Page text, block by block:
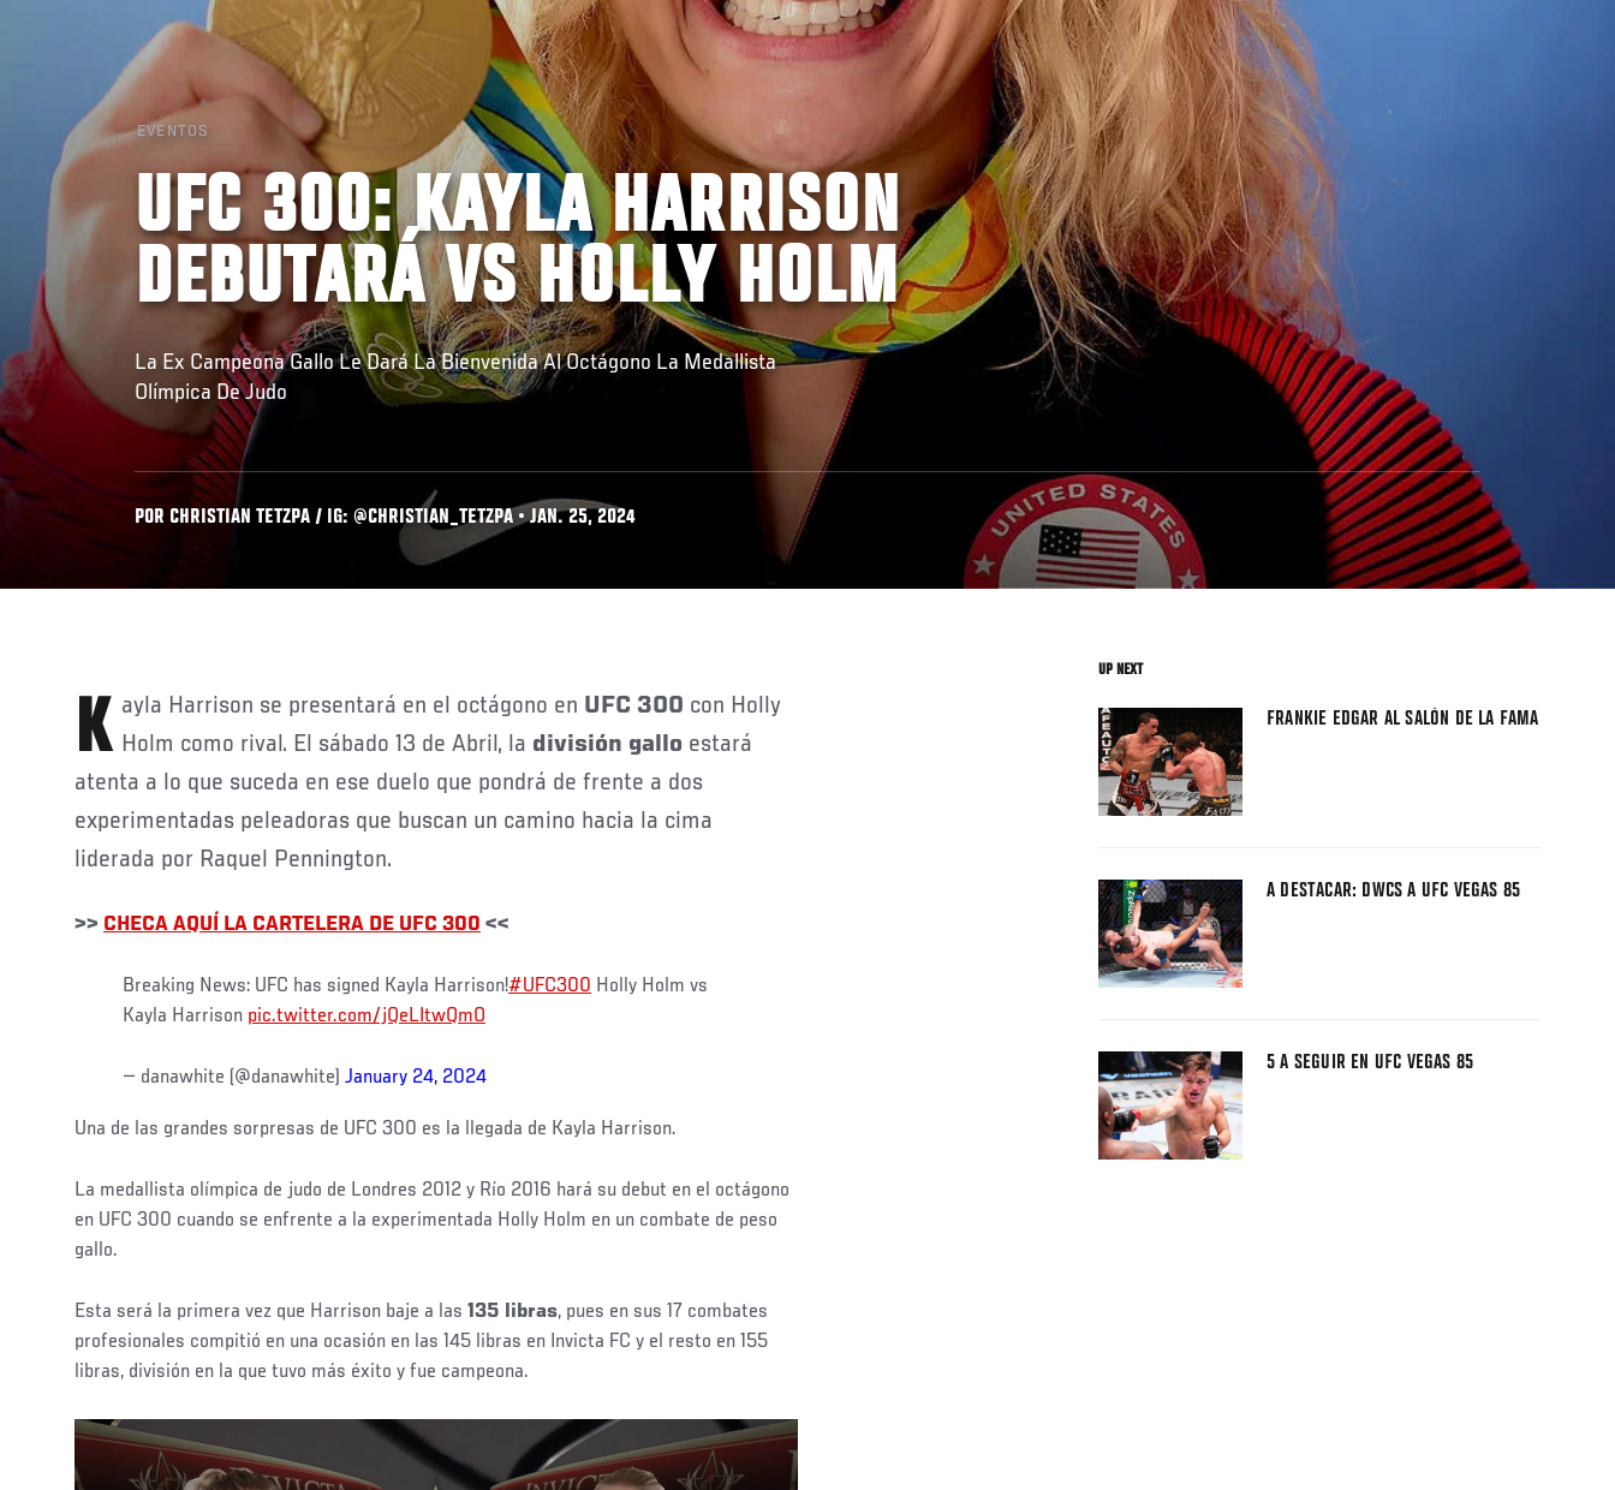
EVENTOS
UFC 300: KAYLA HARRISON
DEBUTARÁ VS HOLLY HOLM
La Ex Campeona Gallo Le Dará La Bienvenida Al Octágono La Medallista
Olímpica De Judo
POR CHRISTIAN TETZPA / IG: @CHRISTIAN_TETZPA • JAN. 25, 2024
Kayla Harrison se presentará en el octágono en UFC 300 con Holly
Holm como rival. El sábado 13 de Abril, la división gallo estará
atenta a lo que suceda en ese duelo que pondrá de frente a dos
experimentadas peleadoras que buscan un camino hacia la cima
liderada por Raquel Pennington.
>> CHECA AQUÍ LA CARTELERA DE UFC 300 <<
Breaking News: UFC has signed Kayla Harrison!#UFC300 Holly Holm vs
Kayla Harrison pic.twitter.com/jQeLItwQmO
— danawhite (@danawhite) January 24, 2024
Una de las grandes sorpresas de UFC 300 es la llegada de Kayla Harrison.
La medallista olímpica de judo de Londres 2012 y Río 2016 hará su debut en el octágono
en UFC 300 cuando se enfrente a la experimentada Holly Holm en un combate de peso
gallo.
Esta será la primera vez que Harrison baje a las 135 libras, pues en sus 17 combates
profesionales compitió en una ocasión en las 145 libras en Invicta FC y el resto en 155
libras, división en la que tuvo más éxito y fue campeona.
UP NEXT
FRANKIE EDGAR AL SALÓN DE LA FAMA
A DESTACAR: DWCS A UFC VEGAS 85
5 A SEGUIR EN UFC VEGAS 85